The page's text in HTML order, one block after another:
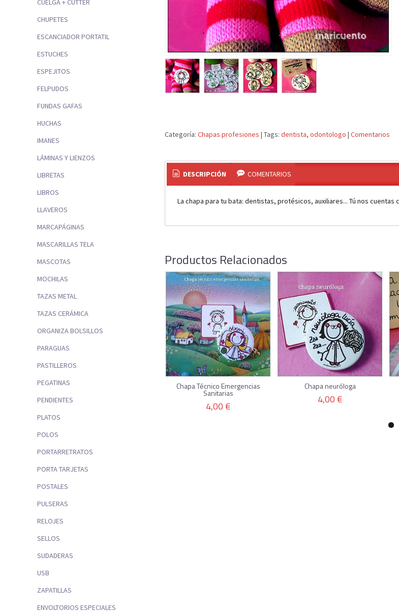
CUELGA + CUTTER
CHUPETES
ESCANCIADOR PORTATIL
ESTUCHES
ESPEJITOS
FELPUDOS
FUNDAS GAFAS
HUCHAS
IMANES
LÁMINAS Y LIENZOS
LIBRETAS
LIBROS
LLAVEROS
MARCAPÁGINAS
MASCARILLAS TELA
MASCOTAS
MOCHILAS
TAZAS METAL
TAZAS CERÁMICA
ORGANIZA BOLSILLOS
PARAGUAS
PASTILLEROS
PEGATINAS
PENDIENTES
PLATOS
POLOS
PORTARRETRATOS
PORTA TARJETAS
POSTALES
PULSERAS
RELOJES
SELLOS
SUDADERAS
USB
ZAPATILLAS
ENVOLTORIOS ESPECIALES
Categoría: Chapas profesiones | Tags: dentista odontologo | Comentarios
DESCRIPCIÓN COMENTARIOS
La chapa para tu bata: dentistas, protésicos, auxiliares... Tú nos
Productos Relacionados
Chapa Técnico Emergencias
Sanitarias
4,00 €
Chapa neuróloga
4,00 €